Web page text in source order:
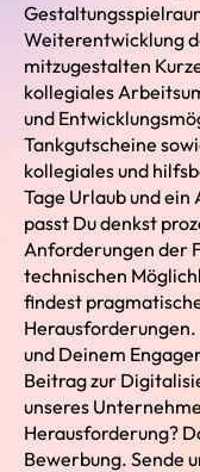
Weiterentwicklung
mitzugestalten
kollegiales
und
Tankgutscheine
kollegiales und
Tage Urlaub und
passt Du denkst
Anforderungen der
technischen
findest
und Deinem
Beitrag zur
unseres
Herausforderung?
Bewerbung. Sende